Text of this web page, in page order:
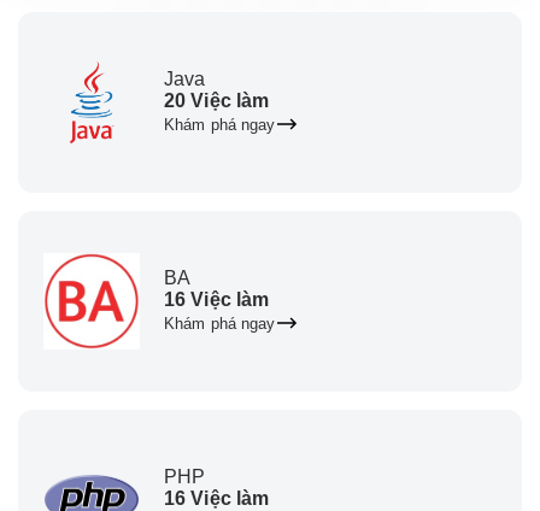
Java
20 Việc làm
Khám phá ngay
BA
16 Việc làm
Khám phá ngay
PHP
16 Việc làm